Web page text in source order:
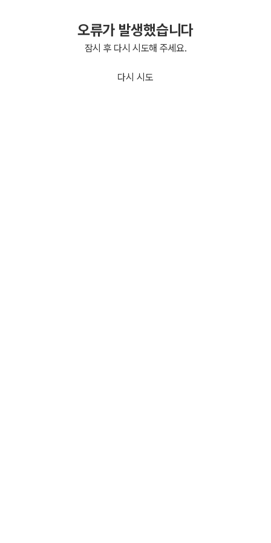
오류가 발생했습니다
잠시 후 다시 시도해 주세요.
다시 시도